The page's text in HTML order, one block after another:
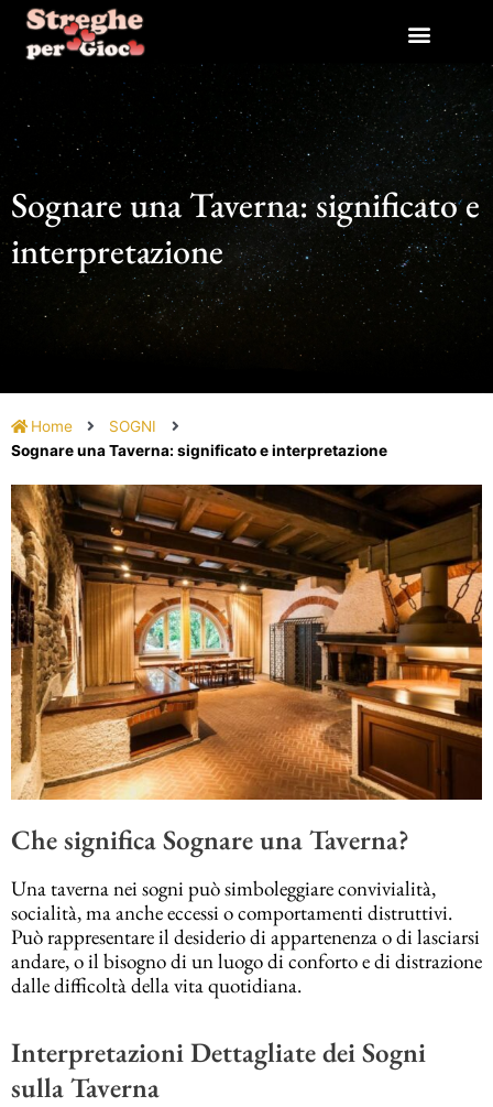
contenuto
Sognare una Taverna: significato e
interpretazione
Home
SOGNI
Sognare una Taverna: significato e interpretazione
Che significa Sognare una Taverna?
Una taverna nei sogni può simboleggiare convivialità,
socialità, ma anche eccessi o comportamenti distruttivi.
Può rappresentare il desiderio di appartenenza o di lasciarsi
andare, o il bisogno di un luogo di conforto e di distrazione
dalle difficoltà della vita quotidiana.
Interpretazioni Dettagliate dei Sogni
sulla Taverna